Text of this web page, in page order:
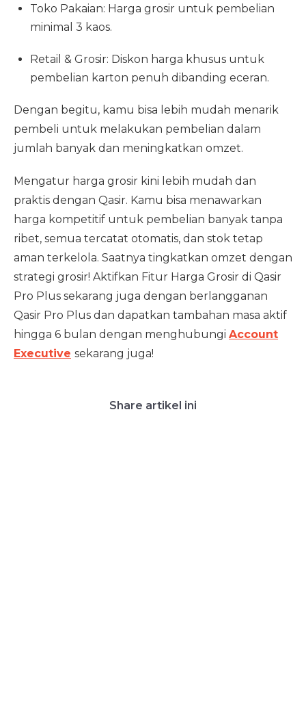
Toko Pakaian: Harga grosir untuk pembelian
minimal 3 kaos.
Retail & Grosir: Diskon harga khusus untuk
pembelian karton penuh dibanding eceran.
Dengan begitu, kamu bisa lebih mudah menarik
pembeli untuk melakukan pembelian dalam
jumlah banyak dan meningkatkan omzet.
Mengatur harga grosir kini lebih mudah dan
praktis dengan Qasir. Kamu bisa menawarkan
harga kompetitif untuk pembelian banyak tanpa
ribet, semua tercatat otomatis, dan stok tetap
aman terkelola. Saatnya tingkatkan omzet dengan
strategi grosir! Aktifkan Fitur Harga Grosir di Qasir
Pro Plus sekarang juga dengan berlangganan
Qasir Pro Plus dan dapatkan tambahan masa aktif
hingga 6 bulan dengan menghubungi Account
Executive sekarang juga!
Share artikel ini